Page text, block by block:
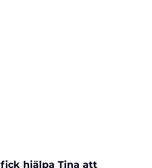
hjälpa Tina att